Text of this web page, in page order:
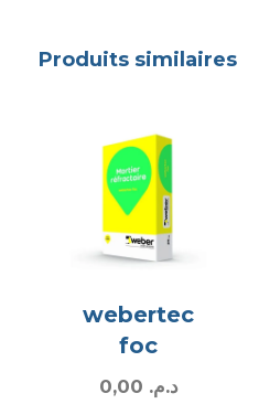
Produits similaires
webertec
foc
د.م.